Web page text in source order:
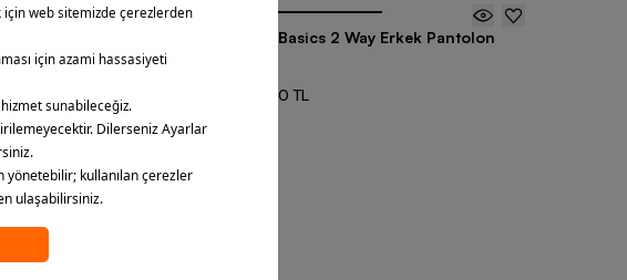
Way Erkek Pantolon Barçın Basics 2 Way Erkek Pantolon
1.499,00 TL
24 ürün görüntüledin